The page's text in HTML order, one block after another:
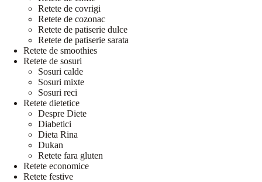
Retete de covrigi
Retete de cozonac
Retete de patiserie dulce
Retete de patiserie sarata
Retete de smoothies
Retete de sosuri
Sosuri calde
Sosuri mixte
Sosuri reci
Retete dietetice
Despre Diete
Diabetici
Dieta Rina
Dukan
Retete fara gluten
Retete economice
Retete festive